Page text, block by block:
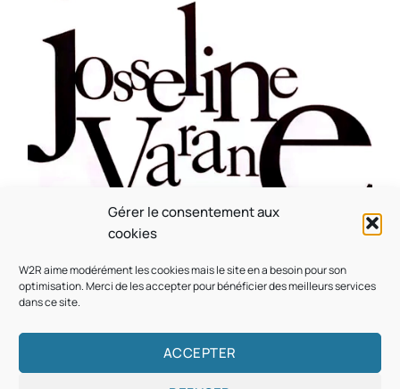
Gérer le consentement aux
cookies
W2R aime modérément les cookies mais le site en a besoin pour son
optimisation. Merci de les accepter pour bénéficier des meilleurs services
dans ce site.
ACCEPTER
MUSICALE
Souvenir : 1996
On05/03/2026byWebmaster2Risi